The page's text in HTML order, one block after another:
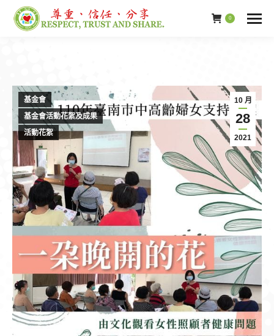
0
10 月
28
2021
基金會
基金會活動花絮及成果
活動花絮